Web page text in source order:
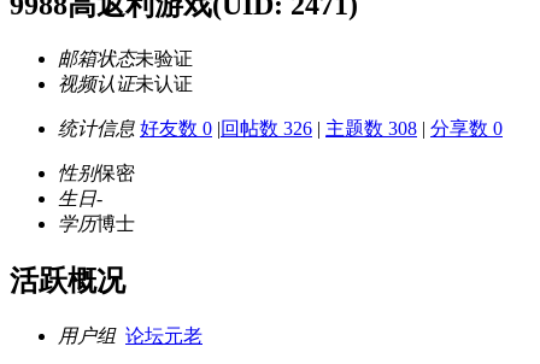
邮箱状态未验证
视频认证未认证
统计信息 好友数 0 |回帖数 326 | 主题数 308 | 分享数 0
性别保密
生日-
学历博士
活跃概况
用户组 论坛元老